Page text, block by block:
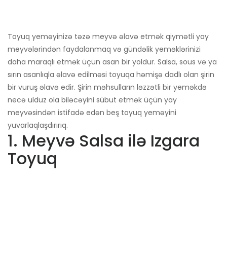
Toyuq yeməyinizə təzə meyvə əlavə etmək qiymətli yay
meyvələrindən faydalanmaq və gündəlik yeməklərinizi
daha maraqlı etmək üçün asan bir yoldur. Salsa, sous və ya
sırın asanlıqla əlavə edilməsi toyuqa həmişə dadlı olan şirin
bir vuruş əlavə edir. Şirin məhsulların ləzzətli bir yeməkdə
necə ulduz ola biləcəyini sübut etmək üçün yay
meyvəsindən istifadə edən beş toyuq yeməyini
yuvarlaqlaşdırırıq.
1. Meyvə Salsa ilə Izgara
Toyuq